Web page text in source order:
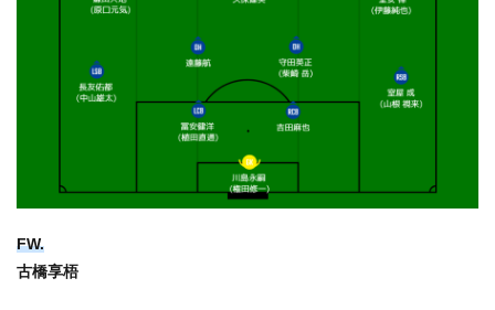
FW.
古橋享梧